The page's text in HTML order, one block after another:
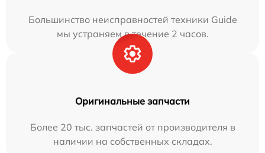
Большинство неисправностей техники Guide
мы устраняем в течение 2 часов.
Оригинальные запчасти
Более 20 тыс. запчастей от производителя в
наличии на собственных складах.